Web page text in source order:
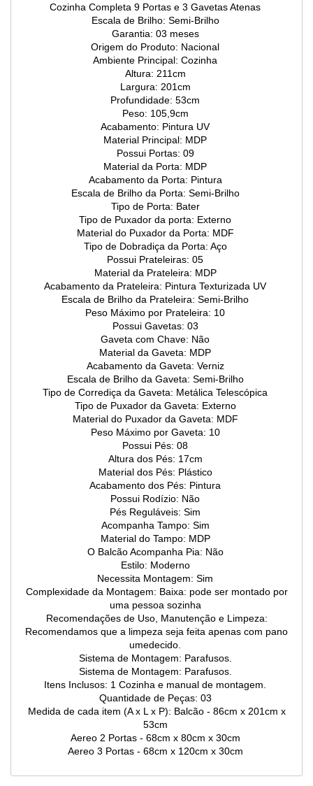
Cozinha Completa 9 Portas e 3 Gavetas Atenas
Escala de Brilho: Semi-Brilho
Garantia: 03 meses
Origem do Produto: Nacional
Ambiente Principal: Cozinha
Altura: 211cm
Largura: 201cm
Profundidade: 53cm
Peso: 105,9cm
Acabamento: Pintura UV
Material Principal: MDP
Possui Portas: 09
Material da Porta: MDP
Acabamento da Porta: Pintura
Escala de Brilho da Porta: Semi-Brilho
Tipo de Porta: Bater
Tipo de Puxador da porta: Externo
Material do Puxador da Porta: MDF
Tipo de Dobradiça da Porta: Aço
Possui Prateleiras: 05
Material da Prateleira: MDP
Acabamento da Prateleira: Pintura Texturizada UV
Escala de Brilho da Prateleira: Semi-Brilho
Peso Máximo por Prateleira: 10
Possui Gavetas: 03
Gaveta com Chave: Não
Material da Gaveta: MDP
Acabamento da Gaveta: Verniz
Escala de Brilho da Gaveta: Semi-Brilho
Tipo de Corrediça da Gaveta: Metálica Telescópica
Tipo de Puxador da Gaveta: Externo
Material do Puxador da Gaveta: MDF
Peso Máximo por Gaveta: 10
Possui Pés: 08
Altura dos Pés: 17cm
Material dos Pés: Plástico
Acabamento dos Pés: Pintura
Possui Rodízio: Não
Pés Reguláveis: Sim
Acompanha Tampo: Sim
Material do Tampo: MDP
O Balcão Acompanha Pia: Não
Estilo: Moderno
Necessita Montagem: Sim
Complexidade da Montagem: Baixa: pode ser montado por
uma pessoa sozinha
Recomendações de Uso, Manutenção e Limpeza:
Recomendamos que a limpeza seja feita apenas com pano
umedecido.
Sistema de Montagem: Parafusos.
Sistema de Montagem: Parafusos.
Itens Inclusos: 1 Cozinha e manual de montagem.
Quantidade de Peças: 03
Medida de cada item (A x L x P): Balcão - 86cm x 201cm x
53cm
Aereo 2 Portas - 68cm x 80cm x 30cm
Aereo 3 Portas - 68cm x 120cm x 30cm